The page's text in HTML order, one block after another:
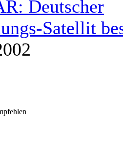
Deutscher
Satellit